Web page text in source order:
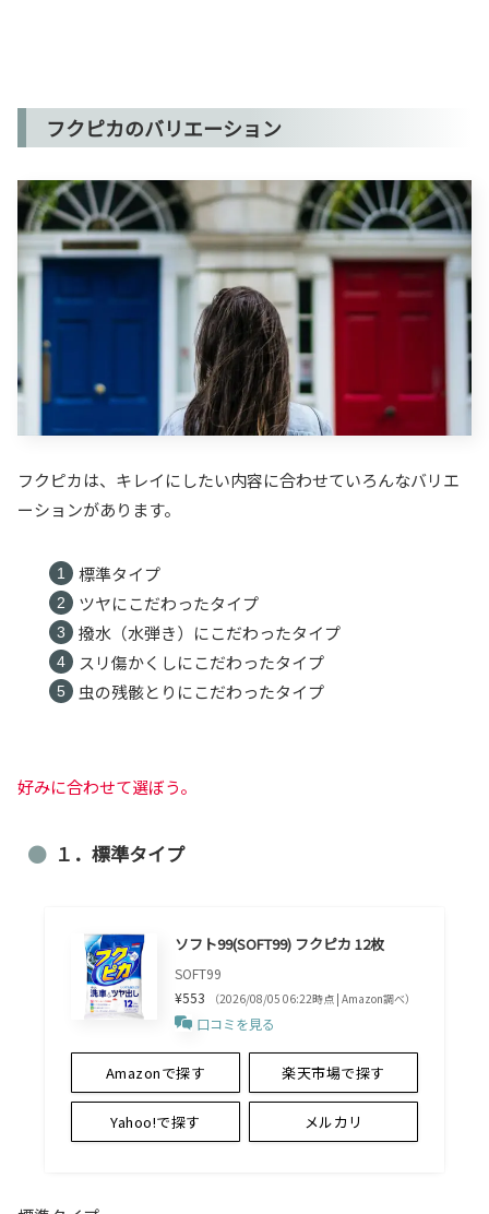
フクピカのバリエーション
フクピカは、キレイにしたい内容に合わせていろんなバリエ
ーションがあります。
標準タイプ
ツヤにこだわったタイプ
撥水（水弾き）にこだわったタイプ
スリ傷かくしにこだわったタイプ
虫の残骸とりにこだわったタイプ
好みに合わせて選ぼう。
１．標準タイプ
ソフト99(SOFT99) フクピカ 12枚
SOFT99
¥553
（2026/08/05 06:22時点 | Amazon調べ）
口コミを見る
Amazonで探す 楽天市場で探す
Yahoo!で探す メルカリ